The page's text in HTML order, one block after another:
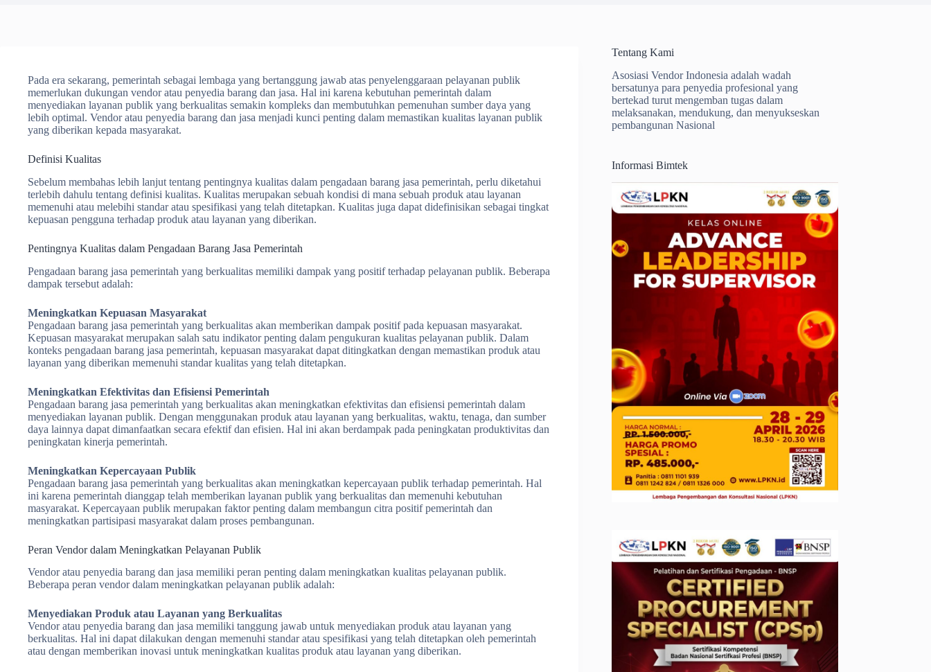
Pada era sekarang, pemerintah sebagai lembaga yang bertanggung jawab atas penyelenggaraan pelayanan publik
memerlukan dukungan vendor atau penyedia barang dan jasa. Hal ini karena kebutuhan pemerintah dalam
menyediakan layanan publik yang berkualitas semakin kompleks dan membutuhkan pemenuhan sumber daya yang
lebih optimal. Vendor atau penyedia barang dan jasa menjadi kunci penting dalam memastikan kualitas layanan publik
yang diberikan kepada masyarakat.
Definisi Kualitas
Sebelum membahas lebih lanjut tentang pentingnya kualitas dalam pengadaan barang jasa pemerintah, perlu diketahui
terlebih dahulu tentang definisi kualitas. Kualitas merupakan sebuah kondisi di mana sebuah produk atau layanan
memenuhi atau melebihi standar atau spesifikasi yang telah ditetapkan. Kualitas juga dapat didefinisikan sebagai tingkat
kepuasan pengguna terhadap produk atau layanan yang diberikan.
Pentingnya Kualitas dalam Pengadaan Barang Jasa Pemerintah
Pengadaan barang jasa pemerintah yang berkualitas memiliki dampak yang positif terhadap pelayanan publik. Beberapa
dampak tersebut adalah:
Meningkatkan Kepuasan Masyarakat
Pengadaan barang jasa pemerintah yang berkualitas akan memberikan dampak positif pada kepuasan masyarakat.
Kepuasan masyarakat merupakan salah satu indikator penting dalam pengukuran kualitas pelayanan publik. Dalam
konteks pengadaan barang jasa pemerintah, kepuasan masyarakat dapat ditingkatkan dengan memastikan produk atau
layanan yang diberikan memenuhi standar kualitas yang telah ditetapkan.
Meningkatkan Efektivitas dan Efisiensi Pemerintah
Pengadaan barang jasa pemerintah yang berkualitas akan meningkatkan efektivitas dan efisiensi pemerintah dalam
menyediakan layanan publik. Dengan menggunakan produk atau layanan yang berkualitas, waktu, tenaga, dan sumber
daya lainnya dapat dimanfaatkan secara efektif dan efisien. Hal ini akan berdampak pada peningkatan produktivitas dan
peningkatan kinerja pemerintah.
Meningkatkan Kepercayaan Publik
Pengadaan barang jasa pemerintah yang berkualitas akan meningkatkan kepercayaan publik terhadap pemerintah. Hal
ini karena pemerintah dianggap telah memberikan layanan publik yang berkualitas dan memenuhi kebutuhan
masyarakat. Kepercayaan publik merupakan faktor penting dalam membangun citra positif pemerintah dan
meningkatkan partisipasi masyarakat dalam proses pembangunan.
Peran Vendor dalam Meningkatkan Pelayanan Publik
Vendor atau penyedia barang dan jasa memiliki peran penting dalam meningkatkan kualitas pelayanan publik.
Beberapa peran vendor dalam meningkatkan pelayanan publik adalah:
Menyediakan Produk atau Layanan yang Berkualitas
Vendor atau penyedia barang dan jasa memiliki tanggung jawab untuk menyediakan produk atau layanan yang
berkualitas. Hal ini dapat dilakukan dengan memenuhi standar atau spesifikasi yang telah ditetapkan oleh pemerintah
atau dengan memberikan inovasi untuk meningkatkan kualitas produk atau layanan yang diberikan.
Tentang Kami
Asosiasi Vendor Indonesia adalah wadah
bersatunya para penyedia profesional yang
bertekad turut mengemban tugas dalam
melaksanakan, mendukung, dan menyukseskan
pembangunan Nasional
Informasi Bimtek